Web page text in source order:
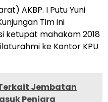
AKBP. I Putu Yuni
Tim ini
ketupat mahakam 2018
ke Kantor KPU
Jembatan
Penjara